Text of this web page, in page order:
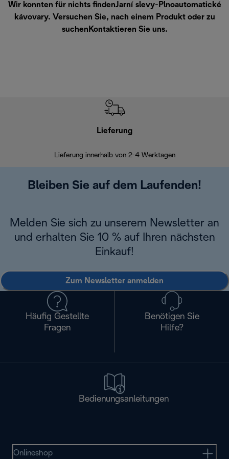
Wir konnten für nichts findenJarní slevy-Plnoautomatické
kávovary. Versuchen Sie, nach einem Produkt oder zu
suchen Kontaktieren Sie uns.
Lieferung
Lieferung innerhalb von 2-4 Werktagen
Bleiben Sie auf dem Laufenden!
Melden Sie sich zu unserem Newsletter an
und erhalten Sie 10 % auf Ihren nächsten
Einkauf!
Zum Newsletter anmelden
Häufig Gestellte
Fragen
Benötigen Sie
Hilfe?
Bedienungsanleitungen
Onlineshop